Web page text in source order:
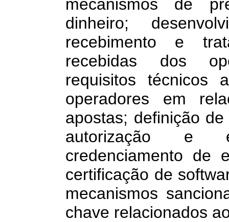
mecanismos de
dinheiro;
recebimento e
recebidas dos
requisitos técnicos
operadores em
apostas; definição
autorização e
credenciamento de
certificação de
mecanismos
chave relacionados